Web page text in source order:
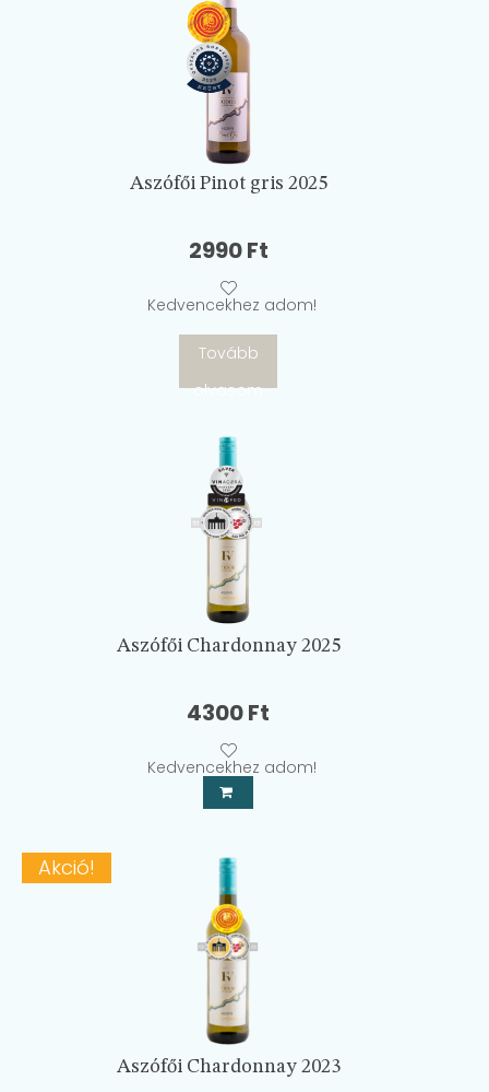
Aszófői Pinot gris 2025
2990Ft
Kedvencekhez adom!
Tovább
olvasom
Aszófői Chardonnay 2025
4300Ft
Kedvencekhez adom!
Akció!
Aszófői Chardonnay 2023